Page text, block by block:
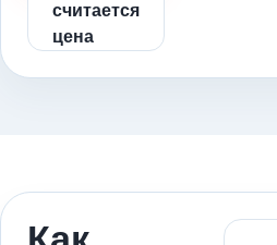
считается
цена